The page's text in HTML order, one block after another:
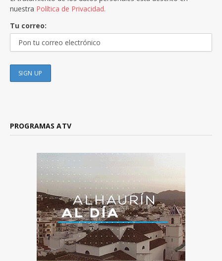
nuestra Política de Privacidad.
Tu correo:
PROGRAMAS ATV